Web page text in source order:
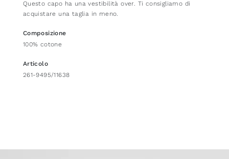
Questo capo ha una vestibilità over. Ti consigliamo di
acquistare una taglia in meno.
Composizione
100% cotone
Articolo
261-9495/11638